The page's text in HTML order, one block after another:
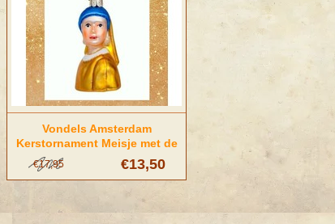
Vondels Amsterdam
Kerstornament Meisje met de
Parel (Vermeer)€13,50
€17,95